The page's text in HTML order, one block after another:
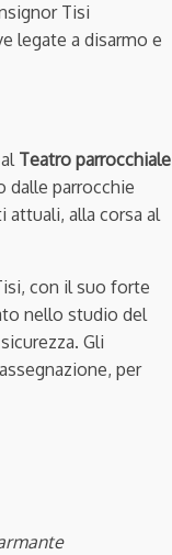
Tisi
legate a disarmo e
Teatro parrocchiale
dalle parrocchie
attuali, alla corsa al
con il suo forte
nello studio del
Gli
per